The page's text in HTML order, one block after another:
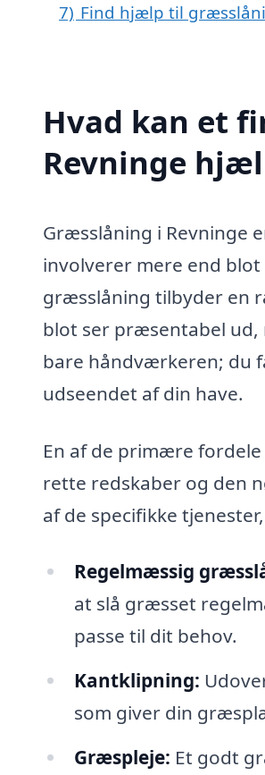
7) Find hjælp til
Hvad kan et
Revninge
Græsslåning i Revninge
involverer mere end
græsslåning tilbyder en
blot ser præsentabel
bare håndværkeren; du
udseendet af din have.
En af de primære
rette redskaber og den
af de specifikke
Regelmæssig
at slå græsset
passe til dit behov.
Kantklipning:
som giver din
Græspleje: Et godt